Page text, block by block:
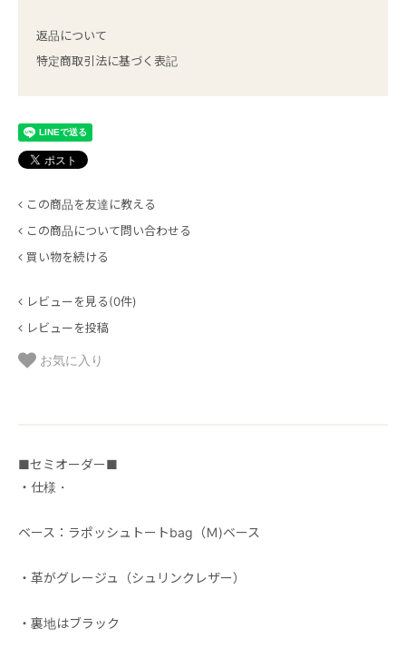
返品について
特定商取引法に基づく表記
この商品を友達に教える
この商品について問い合わせる
買い物を続ける
レビューを見る(0件)
レビューを投稿
お気に入り
■セミオーダー■
・仕様・
ベース：ラポッシュトートbag（Ｍ)ベース
・革がグレージュ（シュリンクレザー）
・裏地はブラック